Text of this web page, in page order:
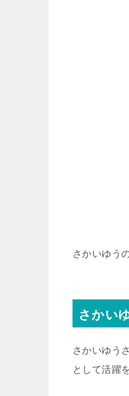
さかいゆう
さかい
さかいゆう
として活躍